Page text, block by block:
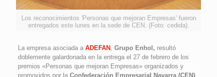
Los reconocimientos 'Personas que mejoran Empresas' fueron
entregados este lunes en la sede de CEN. (Foto: cedida).
La empresa asociada a ADEFAN , Grupo Enhol, resultó
doblemente galardonada en la entrega el 27 de febrero de los
premios «Personas que mejoran Empresas» organizados y
promovidos por la Confederación Empresarial Navarra (CEN).